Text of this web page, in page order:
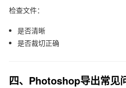
检查文件：
是否清晰
是否裁切正确
四、Photoshop导出常见